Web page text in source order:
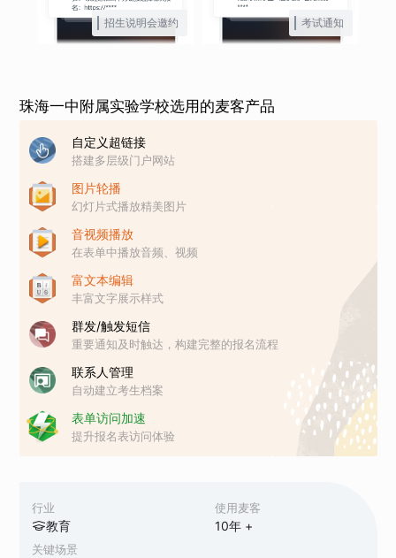
行业
教育
使用麦客
10年 +
关键场景
招生说明会邀约 考试通知
珠海一中附属实验学校选用的麦客产品
自定义超链接
搭建多层级门户网站
图片轮播
幻灯片式播放精美图片
音视频播放
在表单中播放音频、视频
富文本编辑
丰富文字展示样式
群发/触发短信
重要通知及时触达，构建完整的报名流程
联系人管理
自动建立考生档案
表单访问加速
提升报名表访问体验